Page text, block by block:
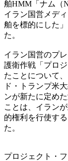
舶HMM「ナム（
イラン国営メデ
舶を標的にした
た。
イラン国営のプ
護衛作戦「プロ
たことについて
ド・トランプ米
ンが新たに定め
ことは、イラン
的権利を行使す
た。
プロジェクト・